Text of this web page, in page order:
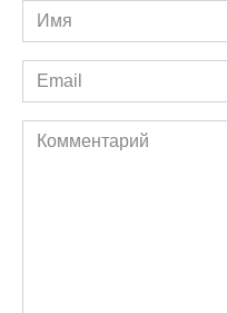
Имя
*
Email
*
Комментарий